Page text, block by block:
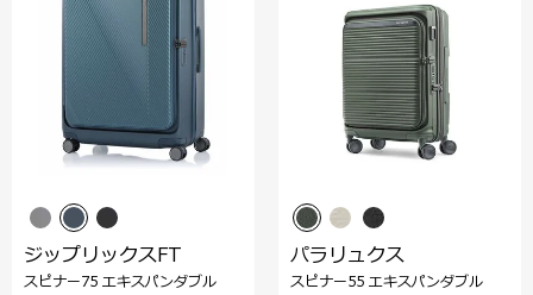
ジップリックスFT
スピナー75 エキスパンダブル
パラリュクス
スピナー55 エキスパンダブル